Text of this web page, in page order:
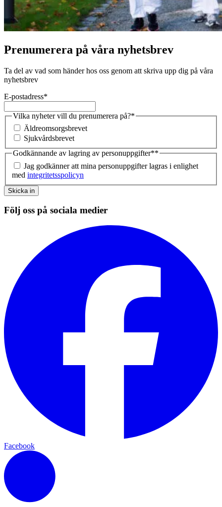
Prenumerera på våra nyhetsbrev
Ta del av vad som händer hos oss genom att skriva upp dig på våra
nyhetsbrev
E-postadress*
Vilka nyheter vill du prenumerera på?*
Äldreomsorgsbrevet
Sjukvårdsbrevet
Godkännande av lagring av personuppgifter**
Jag godkänner att mina personuppgifter lagras i enlighet
med integritetsspolicyn
Skicka in
Följ oss på sociala medier
Facebook